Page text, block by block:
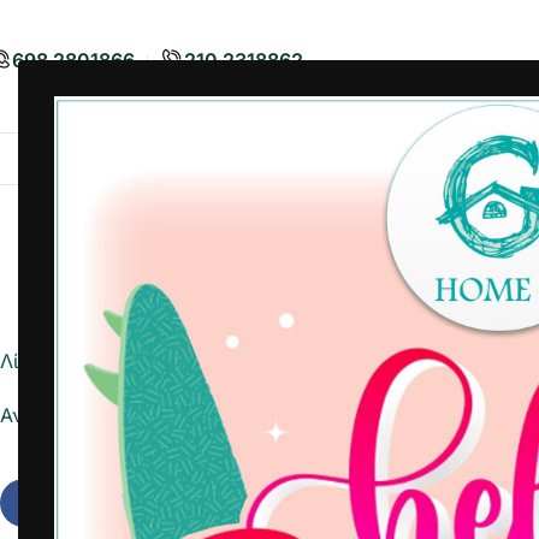
698 2801866 210 2318862
Είδη ΔιακόσμησηςΕίδη
Λίστα ημέρας
Αναφορά σε Excel